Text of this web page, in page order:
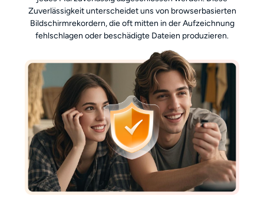
Zuverlässigkeit unterscheidet uns von browserbasierten
Bildschirmrekordern, die oft mitten in der Aufzeichnung
fehlschlagen oder beschädigte Dateien produzieren.